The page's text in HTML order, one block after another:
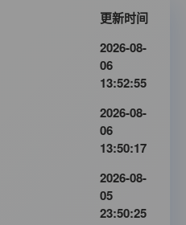
更新时间
2026-08-
06
13:52:55
2026-08-
06
13:50:17
2026-08-
05
23:50:25